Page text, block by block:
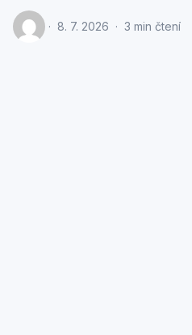
· 8. 7. 2026 · 3 min čtení